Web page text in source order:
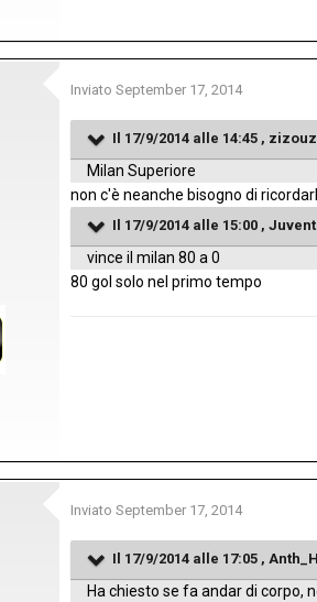
Inviato September 17, 2014
Il 17/9/2014 alle 14:45 ,
Milan Superiore
non c'è neanche bisogno di
Il 17/9/2014 alle 15:00 ,
vince il milan 80 a 0
80 gol solo nel primo tempo
Inviato September 17, 2014
Il 17/9/2014 alle 17:05 ,
Ha chiesto se fa andar di corpo,